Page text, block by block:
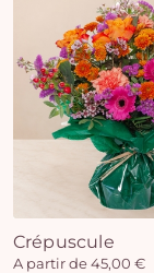
Crépuscule
A partir de 45,00 €